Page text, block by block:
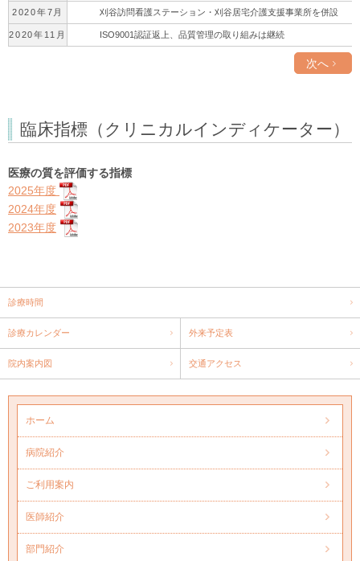
2020年7月 刈谷訪問看護ステーション・刈谷居宅介護支援事業所を併設
2020年11月 ISO9001認証返上、品質管理の取り組みは継続
次へ
臨床指標（クリニカルインディケーター）
医療の質を評価する指標
2025年度
2024年度
2023年度
診療時間
診療カレンダー 外来予定表
院内案内図 交通アクセス
ホーム
病院紹介
ご利用案内
医師紹介
部門紹介